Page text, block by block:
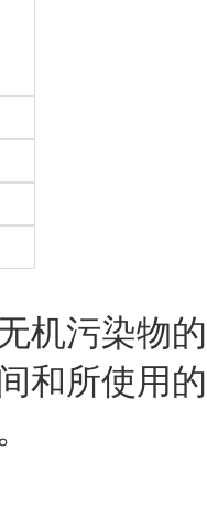
机污染物的
和所使用的